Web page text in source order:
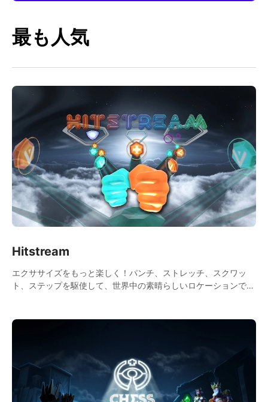
最も人気
Hitstream
エクササイズをもっと楽しく！パンチ、ストレッチ、スクワッ
ト、ステップを駆使して、世界中の素晴らしいロケーションで楽